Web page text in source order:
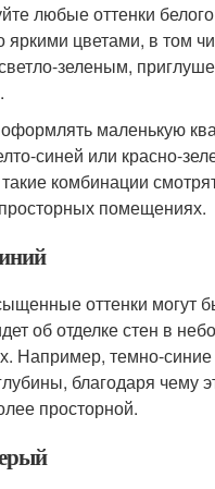
любые оттенки
яркими цветами, в том
зеленым,
маленькую
синей или красно-
комбинации
помещениях.
оттенки могут
об отделке стен в
Например, темно-синие
благодаря чему
просторной.